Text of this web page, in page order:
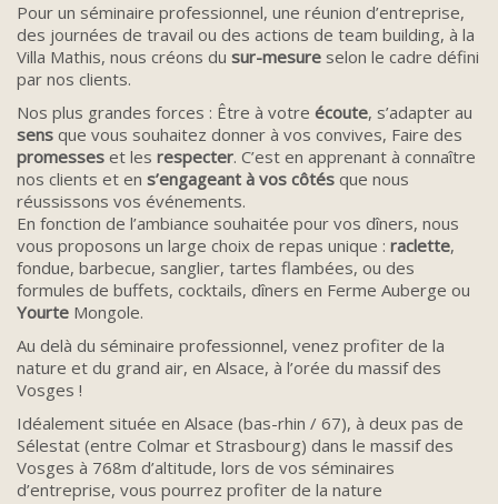
Pour un séminaire professionnel, une réunion d’entreprise,
des journées de travail ou des actions de team building, à la
Villa Mathis, nous créons du sur-mesure selon le cadre défini
par nos clients.
Nos plus grandes forces : Être à votre écoute, s’adapter au
sens que vous souhaitez donner à vos convives, Faire des
promesses et les respecter. C’est en apprenant à connaître
nos clients et en s’engageant à vos côtés que nous
réussissons vos événements.
En fonction de l’ambiance souhaitée pour vos dîners, nous
vous proposons un large choix de repas unique : raclette,
fondue, barbecue, sanglier, tartes flambées, ou des
formules de buffets, cocktails, dîners en Ferme Auberge ou
Yourte Mongole.
Au delà du séminaire professionnel, venez profiter de la
nature et du grand air, en Alsace, à l’orée du massif des
Vosges !
Idéalement située en Alsace (bas-rhin / 67), à deux pas de
Sélestat (entre Colmar et Strasbourg) dans le massif des
Vosges à 768m d’altitude, lors de vos séminaires
d’entreprise, vous pourrez profiter de la nature